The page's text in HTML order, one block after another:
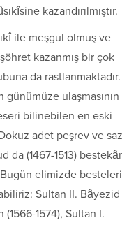
kazandırılmıştır.
ile meşgul olmuş ve
kazanmış bir çok
da rastlanmaktadır.
günümüze ulaşmasının
bilinebilen en eski
adet peşrev ve saz
da (1467-1513) bestekâr
elimizde besteleri
Sultan II. Bâyezid
(1566-1574), Sultan I.